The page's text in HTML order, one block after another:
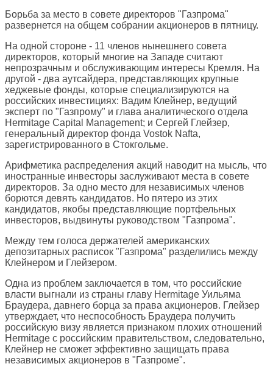
Борьба за место в совете директоров "Газпрома"
развернется на общем собрании акционеров в пятницу.
На одной стороне - 11 членов нынешнего совета
директоров, который многие на Западе считают
непрозрачным и обслуживающим интересы Кремля. На
другой - два аутсайдера, представляющих крупные
хеджевые фонды, которые специализируются на
российских инвестициях: Вадим Клейнер, ведущий
эксперт по "Газпрому" и глава аналитического отдела
Hermitage Capital Management; и Сергей Глейзер,
генеральный директор фонда Vostok Nafta,
зарегистрированного в Стокгольме.
Арифметика распределения акций наводит на мысль, что
иностранные инвесторы заслуживают места в совете
директоров. За одно место для независимых членов
борются девять кандидатов. Но пятеро из этих
кандидатов, якобы представляющие портфельных
инвесторов, выдвинуты руководством "Газпрома".
Между тем голоса держателей американских
депозитарных расписок "Газпрома" разделились между
Клейнером и Глейзером.
Одна из проблем заключается в том, что российские
власти выгнали из страны главу Hermitage Уильяма
Браудера, давнего борца за права акционеров. Глейзер
утверждает, что неспособность Браудера получить
российскую визу является признаком плохих отношений
Hermitage с российским правительством, следовательно,
Клейнер не сможет эффективно защищать права
независимых акционеров в "Газпроме".